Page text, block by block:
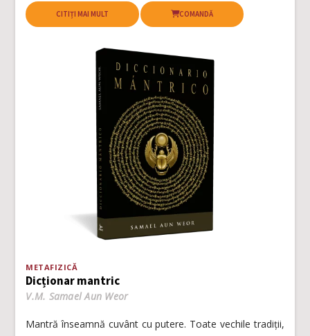
CITIȚI MAI MULT COMANDĂ
METAFIZICĂ
Dicționar mantric
V.M. Samael Aun Weor
Mantră înseamnă cuvânt cu putere. Toate vechile tradiții,